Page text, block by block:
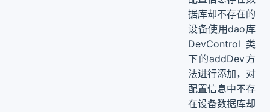
据库却不存在的
设备使用dao库
DevControl类
下的addDev方
法进行添加，对
配置信息中不存
在设备数据库却